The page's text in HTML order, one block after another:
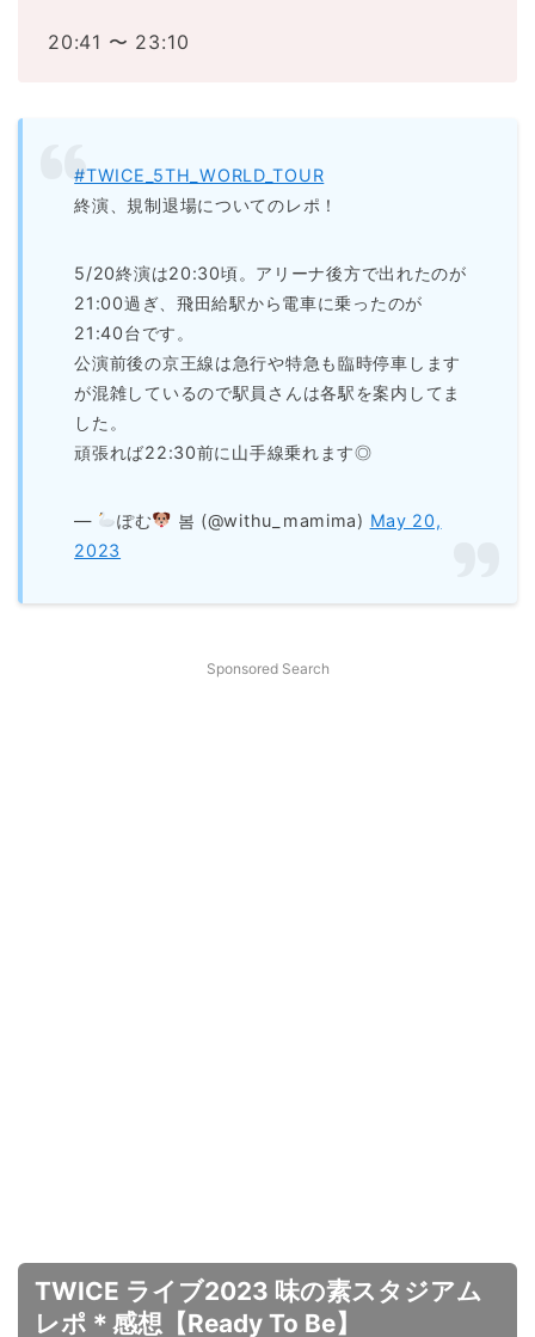
20:41 〜 23:10
#TWICE_5TH_WORLD_TOUR
終演、規制退場についてのレポ！
5/20終演は20:30頃。アリーナ後方で出れたのが
21:00過ぎ、飛田給駅から電車に乗ったのが
21:40台です。
公演前後の京王線は急行や特急も臨時停車します
が混雑しているので駅員さんは各駅を案内してま
した。
頑張れば22:30前に山手線乗れます◎
— ぽむ 봄 (@withu_mamima) May 20,
2023
Sponsored Search
TWICE ライブ2023 味の素スタジアム
レポ＊感想【Ready To Be】